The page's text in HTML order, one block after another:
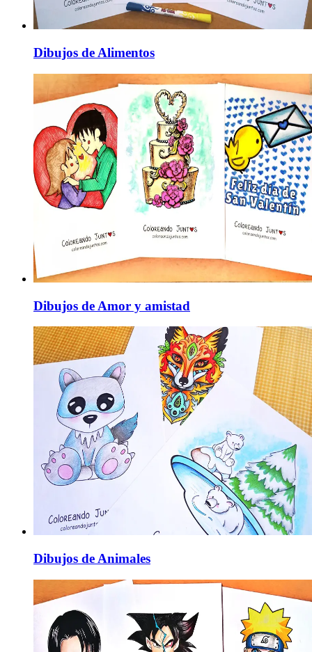
Dibujos de Alimentos
Dibujos de Amor y amistad
Dibujos de Animales